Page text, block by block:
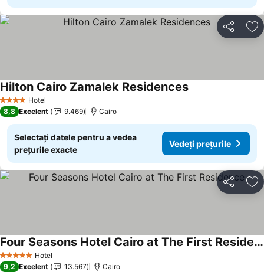
Distribuiți
4 Stele Hotel
Hilton Cairo Zamalek Residences
8,8 Excelent 9.469 Cairo
Selectați datele pentru a vedea
prețurile exacte
Vedeți prețurile
Distribuiți
5 Stele Hotel
Four Seasons Hotel Cairo at The First Residence
9,2 Excelent 13.567 Cairo